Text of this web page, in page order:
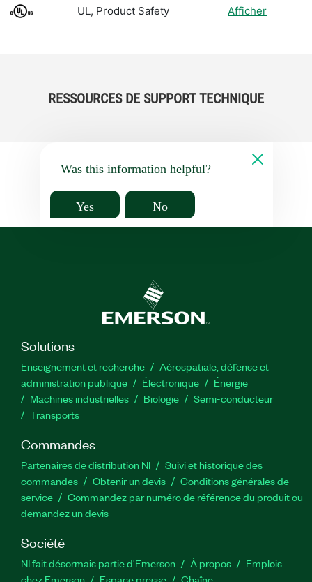
UL, Product Safety Afficher
RESSOURCES DE SUPPORT TECHNIQUE
Was this information helpful?
Yes No
Solutions
Enseignement et recherche
Aérospatiale, défense et
administration publique
Électronique
Énergie​
Machines industrielles
Biologie
Semi-conducteur
Transports
Commandes
Partenaires de distribution NI
Suivi et historique des
commandes
Obtenir un devis
Conditions générales de
service
Commandez par numéro de référence du produit ou
demandez un devis
Société
NI fait désormais partie d'Emerson À propos
Emplois
chez Emerson
Espace presse Chaîne